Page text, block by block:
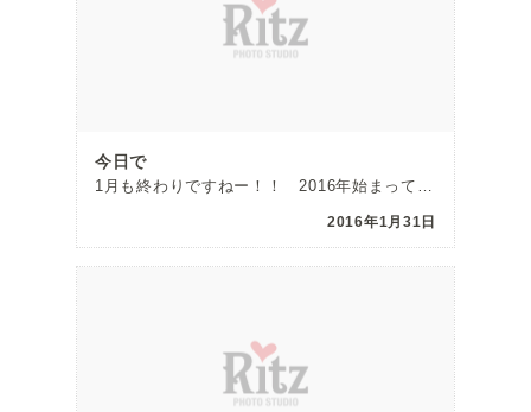
今日で
1月も終わりですねー！！ 2016年始まってもう一ヶ月経つんですねー！ […]
2016年1月31日